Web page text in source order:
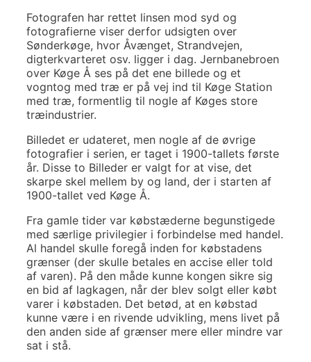
Fotografen har rettet linsen mod syd og
fotografierne viser derfor udsigten over
Sønderkøge, hvor Åvænget, Strandvejen,
digterkvarteret osv. ligger i dag. Jernbanebroen
over Køge Å ses på det ene billede og et
vogntog med træ er på vej ind til Køge Station
med træ, formentlig til nogle af Køges store
træindustrier.
Billedet er udateret, men nogle af de øvrige
fotografier i serien, er taget i 1900-tallets første
år. Disse to Billeder er valgt for at vise, det
skarpe skel mellem by og land, der i starten af
1900-tallet ved Køge Å.
Fra gamle tider var købstæderne begunstigede
med særlige privilegier i forbindelse med handel.
Al handel skulle foregå inden for købstadens
grænser (der skulle betales en accise eller told
af varen). På den måde kunne kongen sikre sig
en bid af lagkagen, når der blev solgt eller købt
varer i købstaden. Det betød, at en købstad
kunne være i en rivende udvikling, mens livet på
den anden side af grænser mere eller mindre var
sat i stå.